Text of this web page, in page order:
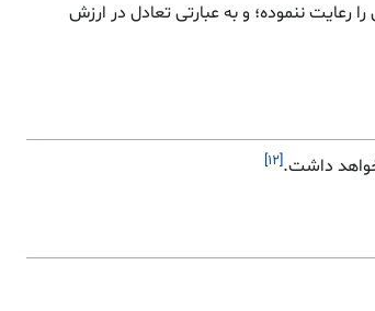
را رعایت ننموده؛ و به عبارتی تعادل در ارزش
داشت.[۱۲]